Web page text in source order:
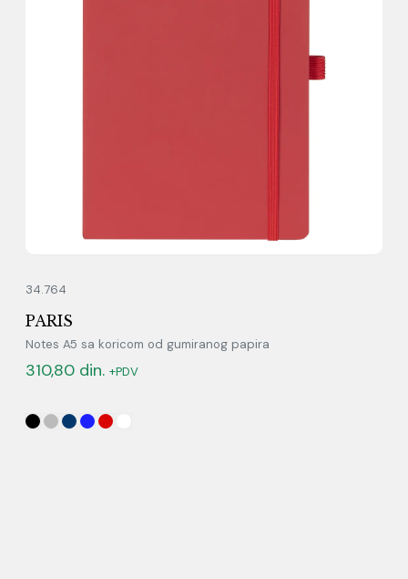
34.764
PARIS
Notes A5 sa koricom od gumiranog papira
310,80 din. +PDV